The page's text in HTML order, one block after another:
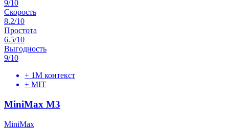
9/10
Скорость
8.2/10
Простота
6.5/10
Выгодность
9/10
+ 1M контекст
+ MIT
MiniMax M3
MiniMax